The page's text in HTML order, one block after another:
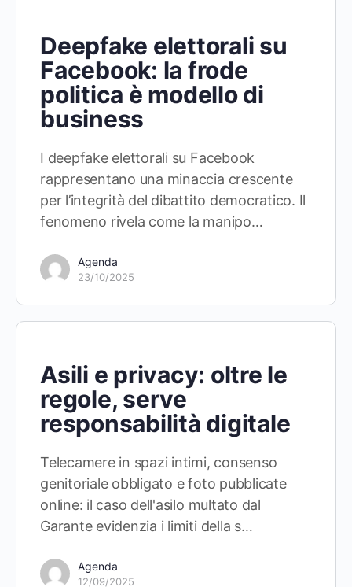
Deepfake elettorali su
Facebook: la frode
politica è modello di
business
I deepfake elettorali su Facebook
rappresentano una minaccia crescente
per l’integrità del dibattito democratico. Il
fenomeno rivela come la manipo…
Agenda
23/10/2025
Asili e privacy: oltre le
regole, serve
responsabilità digitale
Telecamere in spazi intimi, consenso
genitoriale obbligato e foto pubblicate
online: il caso dell'asilo multato dal
Garante evidenzia i limiti della s…
Agenda
12/09/2025